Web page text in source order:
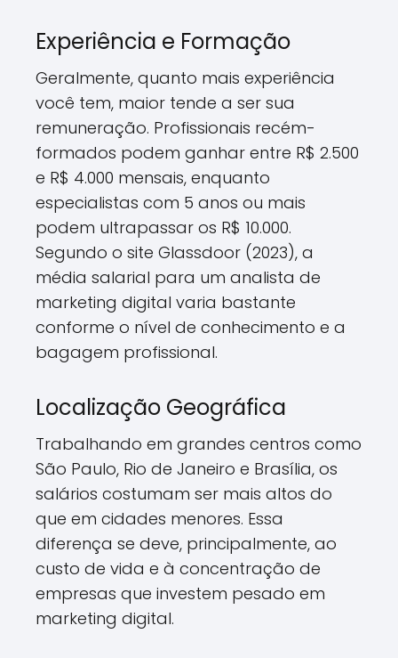
Experiência e Formação
Geralmente, quanto mais experiência
você tem, maior tende a ser sua
remuneração. Profissionais recém-
formados podem ganhar entre R$ 2.500
e R$ 4.000 mensais, enquanto
especialistas com 5 anos ou mais
podem ultrapassar os R$ 10.000.
Segundo o site Glassdoor (2023), a
média salarial para um analista de
marketing digital varia bastante
conforme o nível de conhecimento e a
bagagem profissional.
Localização Geográfica
Trabalhando em grandes centros como
São Paulo, Rio de Janeiro e Brasília, os
salários costumam ser mais altos do
que em cidades menores. Essa
diferença se deve, principalmente, ao
custo de vida e à concentração de
empresas que investem pesado em
marketing digital.